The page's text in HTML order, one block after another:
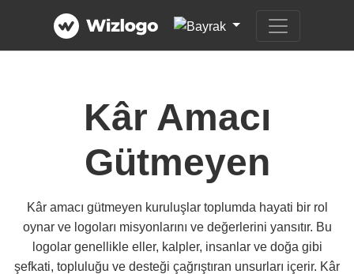
Kâr Amacı
Gütmeyen
Kâr amacı gütmeyen kuruluşlar toplumda hayati bir rol
oynar ve logoları misyonlarını ve değerlerini yansıtır. Bu
logolar genellikle eller, kalpler, insanlar ve doğa gibi
şefkati, topluluğu ve desteği çağrıştıran unsurları içerir. Kâr